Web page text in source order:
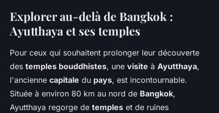
Explorer au-delà de Bangkok :
Ayutthaya et ses temples
Pour ceux qui souhaitent prolonger leur découverte
des temples bouddhistes, une visite à Ayutthaya,
l'ancienne capitale du pays, est incontournable.
Située à environ 80 km au nord de Bangkok,
Ayutthaya regorge de temples et de ruines